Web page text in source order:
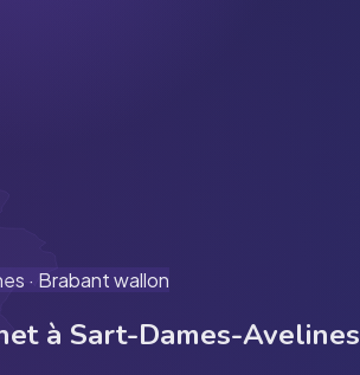
· Brabant wallon
à Sart-Dames-Avelines